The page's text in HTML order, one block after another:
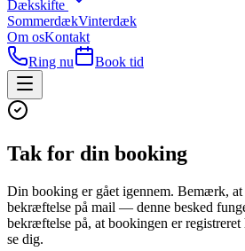
Dækskifte
SommerdækVinterdæk
Om osKontakt
Ring nu
Book tid
Tak for din booking
Din booking er gået igennem. Bemærk,
bekræftelse på mail — denne besked
bekræftelse på, at bookingen er
se dig.